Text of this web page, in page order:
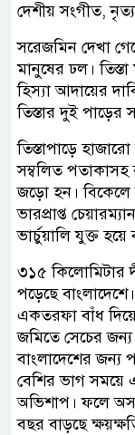
দেশীয় সংগীত,
সরেজমিন দেখা
মানুষের ঢল।
হিস্যা আদায়ের
তিস্তার দুই পাড়ের
তিস্তাপাড়ে
সম্বলিত পতাকাসহ
জড়ো হন। বিকেলে
ভারপ্রাপ্ত
ভার্চুয়ালি যুক্ত হয়ে
৩১৫ কিলোমিটার
পড়েছে
একতরফা বাঁধ
জমিতে সেচের জন্য
বাংলাদেশের জন্য
বেশির ভাগ সময়ে
অভিশাপ। ফলে
বছর বাড়ছে